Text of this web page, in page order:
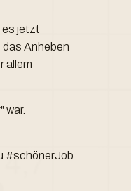
es jetzt
das Anheben
allem
war.
#schönerJob